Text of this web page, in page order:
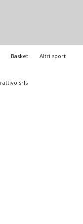
Basket
Altri sport
srls